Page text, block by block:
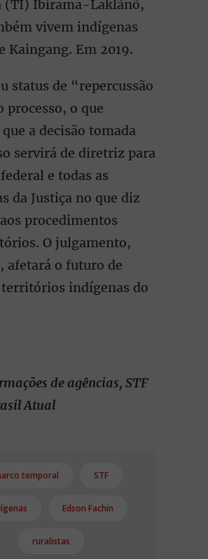
(TI) Ibirama-Laklãnõ,
vivem indígenas
Kaingang. Em 2019.
status de “repercussão
processo, o que
a decisão tomada
servirá de diretriz para
e todas as
da Justiça no que diz
procedimentos
O julgamento,
afetará o futuro de
territórios indígenas do
de agências, STF
Atual
temporal STF
Edson Fachin
ruralistas